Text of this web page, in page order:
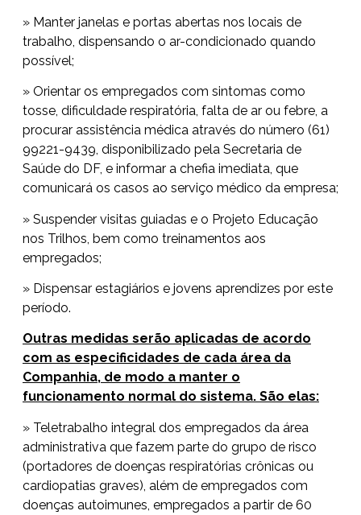
» Manter janelas e portas abertas nos locais de
trabalho, dispensando o ar-condicionado quando
possível;
» Orientar os empregados com sintomas como
tosse, dificuldade respiratória, falta de ar ou febre, a
procurar assistência médica através do número (61)
99221-9439, disponibilizado pela Secretaria de
Saúde do DF, e informar a chefia imediata, que
comunicará os casos ao serviço médico da empresa;
» Suspender visitas guiadas e o Projeto Educação
nos Trilhos, bem como treinamentos aos
empregados;
» Dispensar estagiários e jovens aprendizes por este
período.
Outras medidas serão aplicadas de acordo
com as especificidades de cada área da
Companhia, de modo a manter o
funcionamento normal do sistema. São elas:
» Teletrabalho integral dos empregados da área
administrativa que fazem parte do grupo de risco
(portadores de doenças respiratórias crônicas ou
cardiopatias graves), além de empregados com
doenças autoimunes, empregados a partir de 60